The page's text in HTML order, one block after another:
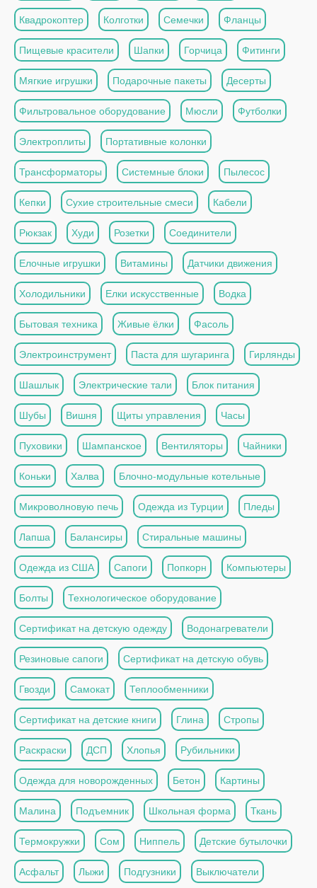
Квадрокоптер Колготки Семечки Фланцы
Пищевые красители Шапки Горчица Фитинги
Мягкие игрушки Подарочные пакеты Десерты
Фильтровальное оборудование Мюсли Футболки
Электроплиты Портативные колонки
Трансформаторы Системные блоки Пылесос
Кепки Сухие строительные смеси Кабели
Рюкзак Худи Розетки Соединители
Елочные игрушки Витамины Датчики движения
Холодильники Елки искусственные Водка
Бытовая техника Живые ёлки Фасоль
Электроинструмент Паста для шугаринга Гирлянды
Шашлык Электрические тали Блок питания
Шубы Вишня Щиты управления Часы
Пуховики Шампанское Вентиляторы Чайники
Коньки Халва Блочно-модульные котельные
Микроволновую печь Одежда из Турции Пледы
Лапша Балансиры Стиральные машины
Одежда из США Сапоги Попкорн Компьютеры
Болты Технологическое оборудование
Сертификат на детскую одежду Водонагреватели
Резиновые сапоги Сертификат на детскую обувь
Гвозди Самокат Теплообменники
Сертификат на детские книги Глина Стропы
Раскраски ДСП Хлопья Рубильники
Одежда для новорожденных Бетон Картины
Малина Подъемник Школьная форма Ткань
Термокружки Сом Ниппель Детские бутылочки
Асфальт Лыжи Подгузники Выключатели